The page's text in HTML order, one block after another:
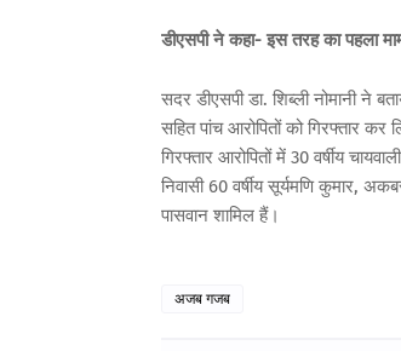
डीएसपी ने कहा- इस तरह का पहला
सदर डीएसपी डा. शिब्ली नोमानी ने
सहित पांच आरोपितों को गिरफ्तार
गिरफ्तार आरोपितों में 30 वर्षीय
निवासी 60 वर्षीय सूर्यमणि कुमार,
पासवान शामिल हैं।
अजब गजब